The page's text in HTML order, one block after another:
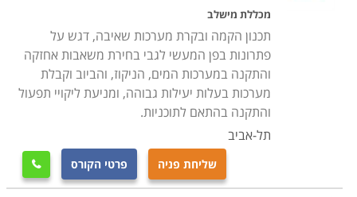
מכללת מישלב
תכנון הקמה ובקרת מערכות שאיבה, דגש על
פתרונות בפן המעשי לגבי בחירת משאבות אחזקה
והתקנה במערכות המים, הניקוז, והביוב וקבלת
מערכות בעלות יעילות גבוהה, ומניעת ליקויי תפעול
והתקנה בהתאם לתוכניות.
תל-אביב
שליחת פניה פרטי הקורס 